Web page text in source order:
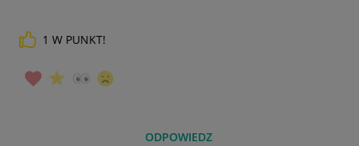
1 W PUNKT!
ODPOWIEDZ